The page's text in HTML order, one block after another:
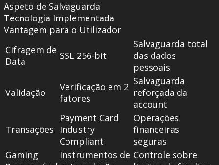
Aspeto de Salvaguarda
Tecnologia Implementada
Vantagem para o Utilizador
Cifragem de
Data
SSL 256-bit
Salvaguarda total
das dados
pessoais
Validação
Verificação em 2
fatores
Salvaguarda
reforçada da
account
Transações
Payment Card
Industry
Compliant
Operações
financeiras
seguras
Gaming
Instrumentos de Controle sobre